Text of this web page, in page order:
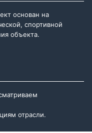
основан на
спортивной
объекта.
отрасли.